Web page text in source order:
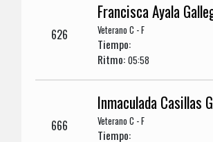
626
Francisca Ayala
Veterano C - F
Tiempo:
Ritmo:05:58
666
Inmaculada Casillas
Veterano C - F
Tiempo: